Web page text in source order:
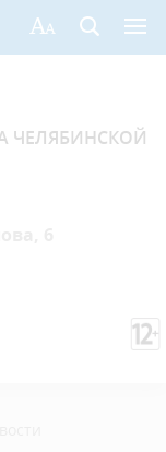
ЧЕЛЯБИНСКОЙ